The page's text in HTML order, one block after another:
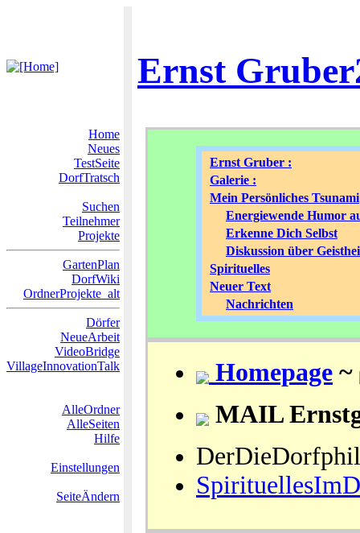
Ernst
Home
Neues
TestSeite
DorfTratsch
Suchen
Teilnehmer
Projekte
GartenPlan
DorfWiki
OrdnerProjekte_alt
Dörfer
NeueArbeit
VideoBridge
VillageInnovationTalk
AlleOrdner
AlleSeiten
Hilfe
Einstellungen
SeiteÄndern
Ernst Gruber :
Galerie :
Mein Persönliches Tsunami
Energiewende Humor
Erkenne Dich Selbst
Diskussion über
Spirituelles
Neuer Text
Nachrichten
Homepage ~
MAIL